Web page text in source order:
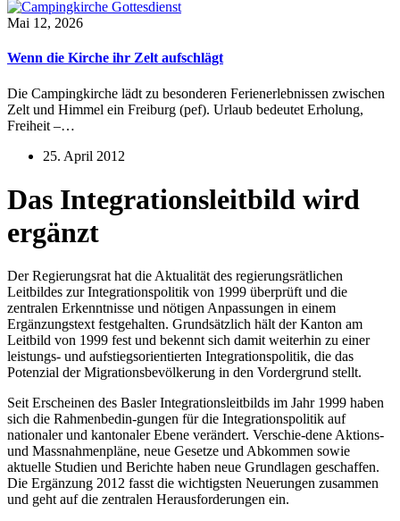
Mai 12, 2026
Wenn die Kirche ihr Zelt aufschlägt
Die Campingkirche lädt zu besonderen Ferienerlebnissen zwischen
Zelt und Himmel ein Freiburg (pef). Urlaub bedeutet Erholung,
Freiheit –…
25. April 2012
Das Integrationsleitbild wird
ergänzt
Der Regierungsrat hat die Aktualität des regierungsrätlichen
Leitbildes zur Integrationspolitik von 1999 überprüft und die
zentralen Erkenntnisse und nötigen Anpassungen in einem
Ergänzungstext festgehalten. Grundsätzlich hält der Kanton am
Leitbild von 1999 fest und bekennt sich damit weiterhin zu einer
leistungs- und aufstiegsorientierten Integrationspolitik, die das
Potenzial der Migrationsbevölkerung in den Vordergrund stellt.
Seit Erscheinen des Basler Integrationsleitbilds im Jahr 1999 haben
sich die Rahmenbedin-gungen für die Integrationspolitik auf
nationaler und kantonaler Ebene verändert. Verschie-dene Aktions-
und Massnahmenpläne, neue Gesetze und Abkommen sowie
aktuelle Studien und Berichte haben neue Grundlagen geschaffen.
Die Ergänzung 2012 fasst die wichtigsten Neuerungen zusammen
und geht auf die zentralen Herausforderungen ein.